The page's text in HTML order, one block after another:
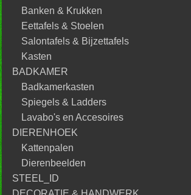
Banken & Krukken
Eettafels & Stoelen
Salontafels & Bijzettafels
Kasten
BADKAMER
Badkamerkasten
Spiegels & Ladders
Lavabo's en Accesoires
DIERENHOEK
Kattenpalen
Dierenbeelden
STEEL_ID